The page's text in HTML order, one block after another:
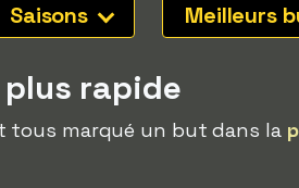
Saisons Meilleurs
rapide
tous marqué un but dans la